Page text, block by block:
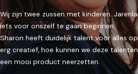
Wij zijn twee zussen met kinderen.
iets voor onszelf te gaan beginnen.
Sharon heeft duidelijk talent voor alles
erg creatief, hoe kunnen we deze
een mooi product neerzetten.